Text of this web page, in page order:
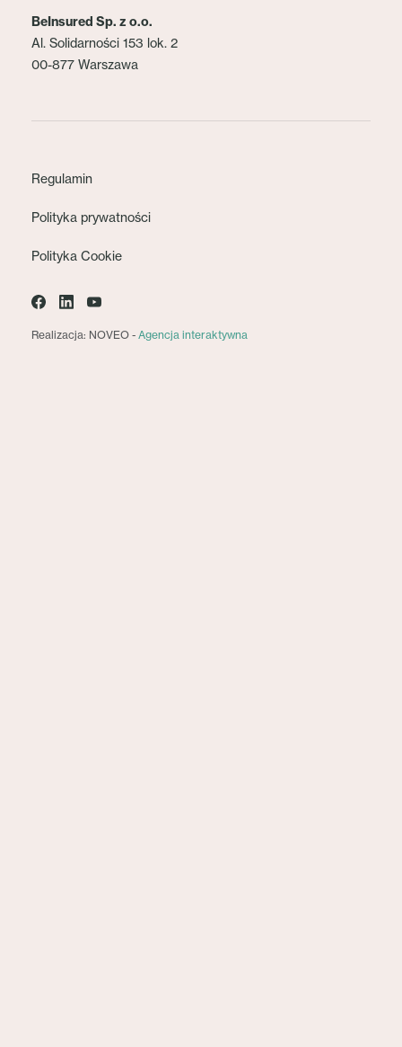
BeInsured Sp. z o.o.
Al. Solidarności 153 lok. 2
00-877 Warszawa
Regulamin
Polityka prywatności
Polityka Cookie
Realizacja: NOVEO - Agencja interaktywna